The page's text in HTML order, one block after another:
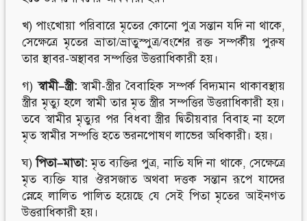
খ) পাংখোয়া পরিবারে মৃতের কোনো পুত্র সন্তান যদি না থাকে,
সেক্ষেত্রে মৃতের ভ্রাতা/ভ্রাতুস্পুত্র/বংশের রক্ত সম্পর্কীয় পুরুষ
তার স্থাবর-অস্থাবর সম্পত্তির উত্তরাধিকারী হয়।
গ)স্বামী–স্ত্রী:স্বামী-স্ত্রীর বৈবাহিক সম্পর্ক বিদ্যমান থাকাবস্থায়
স্ত্রীর মৃত্যু হলে স্বামী তার মৃত স্ত্রীর সম্পত্তির উত্তরাধিকারী হয়।
তবে স্বামীর মৃত্যুর পর বিধবা স্ত্রীর দ্বিতীয়বার বিবাহ না হলে
মৃত স্বামীর সম্পত্তি হতে ভরনপোষণ লাভের অধিকারী। হয়।
ঘ)পিতা–মাতা: মৃত ব্যক্তির পুত্র, নাতি যদি না থাকে, সেক্ষেত্রে
মৃত ব্যক্তি যার ঔরসজাত অথবা দত্তক সন্তান রূপে যাদের
স্নেহে লালিত পালিত হয়েছে যে সেই পিতা মৃতের আইনগত
উত্তরাধিকারী হয়।